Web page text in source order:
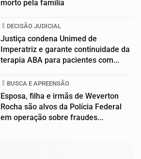
morto pela família
DECISÃO JUDICIAL
Justiça condena Unimed de
Imperatriz e garante continuidade da
terapia ABA para pacientes com...
BUSCA E APREENSÃO
Esposa, filha e irmãs de Weverton
Rocha são alvos da Polícia Federal
em operação sobre fraudes...